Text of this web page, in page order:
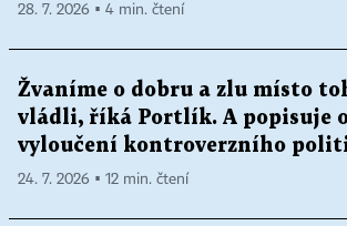
28. 7. 2026 ▪ 4 min. čtení
Žvaníme o dobru a zlu místo
vládli, říká Portlík. A popisuje
vyloučení kontroverzního
24. 7. 2026 ▪ 12 min. čtení